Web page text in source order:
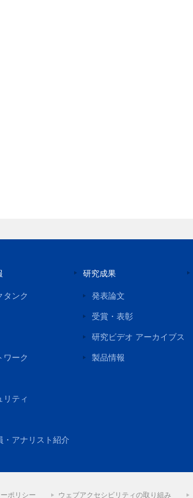
タンク
ワーク
リティ
・アナリスト紹介
研究成果
発表論文
受賞・表彰
研究ビデオ アーカイブス
製品情報
ポリシー ウェブアクセシビリティの取り組み